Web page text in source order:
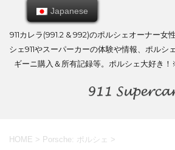
911カレラ(991.2 & 992)のポルシェオーナー女
シェ911やスーパーカーの体験や情報、ポルシ
ギーニ購入＆所有記録等。ポルシェ大好き
HOME > Porsche: ポルシェ >
Japanese
Japanese